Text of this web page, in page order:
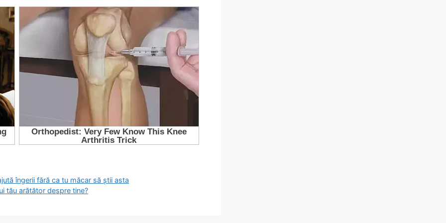
îngerii fără ca tu măcar să știi asta
tău arătător despre tine?